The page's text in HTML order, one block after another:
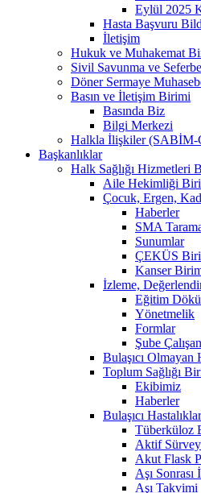
Eylül 2025
Hasta Başvuru
İletişim
Hukuk ve Muhakemat
Sivil Savunma ve
Döner Sermaye
Basın ve İletişim Birimi
Basında Biz
Bilgi Merkezi
Halkla İlişkiler
Başkanlıklar
Halk Sağlığı Hizmetleri
Aile Hekimliği
Çocuk, Ergen,
Haberler
SMA
Sunumlar
ÇEKÜS
Kanser
İzleme,
Eğitim
Yönetmelik
Formlar
Şube
Bulaşıcı Olmayan
Toplum Sağlığı
Ekibimiz
Haberler
Bulaşıcı
Tüberküloz
Aktif
Akut Flask
Aşı
Aşı Takvimi